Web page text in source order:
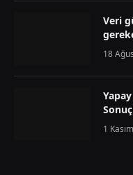
Veri
18
1